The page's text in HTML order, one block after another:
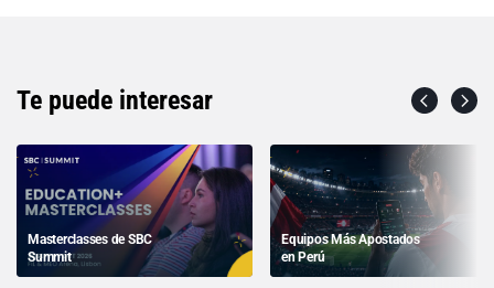
Te puede interesar
Masterclasses de SBC
Summit
Equipos Más Apostados
en Perú